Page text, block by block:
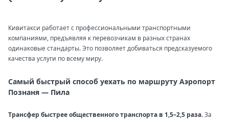
Кивитакси работает с профессиональными транспортными
компаниями, предъявляя к перевозчикам в разных странах
одинаковые стандарты. Это позволяет добиваться предсказуемого
качества услуги по всему миру.
Самый быстрый способ уехать по маршруту Аэропорт
Познаня — Пила
Трансфер быстрее общественного транспорта в 1,5–2,5 раза.За